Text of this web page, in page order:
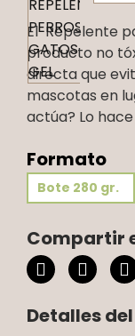
El Repelente
producto no
directa que
mascotas en
actúa? Lo hace
Formato
Bote 280 gr.
Compartir
Detalles